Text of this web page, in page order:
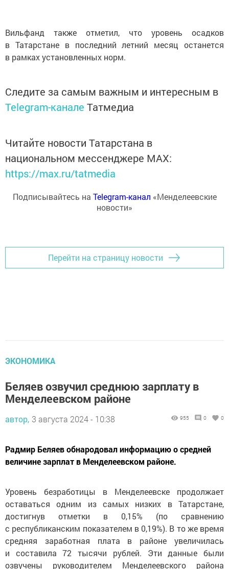
Вильфанд также отметил, что уровень осадков
в Татарстане в последний летний месяц останется
в рамках установленных норм.
Следите за самым важным и интересным в
Telegram-канале Татмедиа
Читайте новости Татарстана в
национальном мессенджере MАХ:
https://max.ru/tatmedia
Подписывайтесь на Telegram-канал «Менделеевские
новости»
Перейти на страницу новости
ЭКОНОМИКА
Беляев озвучил среднюю зарплату в
Менделеевском районе
автор, 3 августа 2024 - 10:38 955 0 0
Радмир Беляев обнародовал информацию о средней
величине зарплат в Менделеевском районе.
Уровень безработицы в Менделеевске продолжает
оставаться одним из самых низких в Татарстане,
достигнув отметки в 0,15% (по сравнению
с республиканским показателем в 0,19%). В то же время
средняя заработная плата в районе увеличилась
и составила 72 тысячи рублей. Эти данные были
озвучены руководителем Менделеевского района